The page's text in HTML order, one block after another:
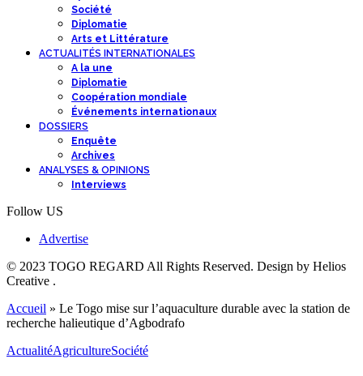
Société
Diplomatie
Arts et Littérature
ACTUALITÉS INTERNATIONALES
A la une
Diplomatie
Coopération mondiale
Événements internationaux
DOSSIERS
Enquête
Archives
ANALYSES & OPINIONS
Interviews
Follow US
Advertise
© 2023 TOGO REGARD All Rights Reserved. Design by Helios
Creative .
Accueil » Le Togo mise sur l’aquaculture durable avec la station de
recherche halieutique d’Agbodrafo
ActualitéAgricultureSociété